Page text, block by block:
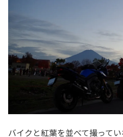
バイクと紅葉を並べて撮って